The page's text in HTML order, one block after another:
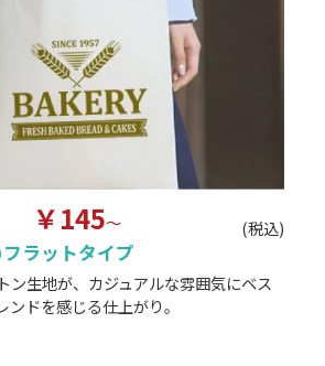
￥145～ (税込)
ラットタイプ
ン生地が、カジュアルな雰囲気にベス
ンドを感じる仕上がり。